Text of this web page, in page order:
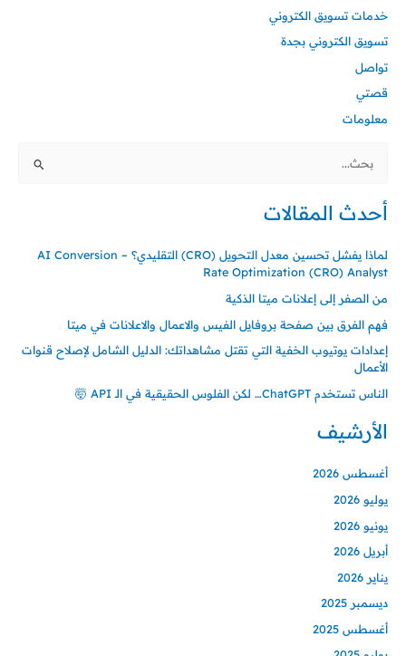
خدمات تسويق الكتروني
تسويق الكتروني بجدة
تواصل
قصتي
معلومات
البحث
أحدث المقالات
لماذا يفشل تحسين معدل التحويل (CRO) التقليدي؟ – AI Conversion
Rate Optimization (CRO) Analyst
من الصفر إلى إعلانات ميتا الذكية
فهم الفرق بين صفحة بروفايل الفيس والاعمال والاعلانات في ميتا
إعدادات يوتيوب الخفية التي تقتل مشاهداتك: الدليل الشامل لإصلاح قنوات
الأعمال
الناس تستخدم ChatGPT… لكن الفلوس الحقيقية في الـ API 🤯
الأرشيف
أغسطس 2026
يوليو 2026
يونيو 2026
أبريل 2026
يناير 2026
ديسمبر 2025
أغسطس 2025